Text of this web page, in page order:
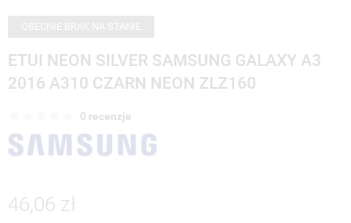
ETUI NEON SILVER SAMSUNG GALAXY A3
2016 A310 CZARN NEON ZLZ160
0 recenzje
46,06 zł